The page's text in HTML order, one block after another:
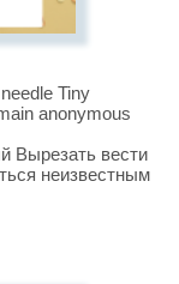
Tiny
anonymous
Вырезать вести
неизвестным